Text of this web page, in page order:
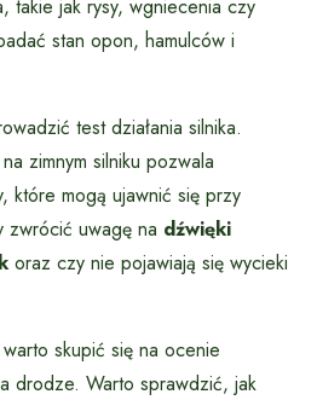
takie jak rysy, wgniecenia czy
stan opon, hamulców i
test działania silnika.
zimnym silniku pozwala
które mogą ujawnić się przy
zwrócić uwagę na dźwięki
oraz czy nie pojawiają się wycieki
skupić się na ocenie
drodze. Warto sprawdzić, jak